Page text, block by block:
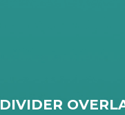
DIVIDER